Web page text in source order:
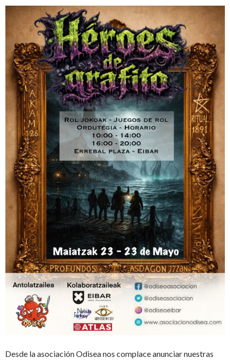
Desde la asociación Odisea nos complace anunciar nuestras